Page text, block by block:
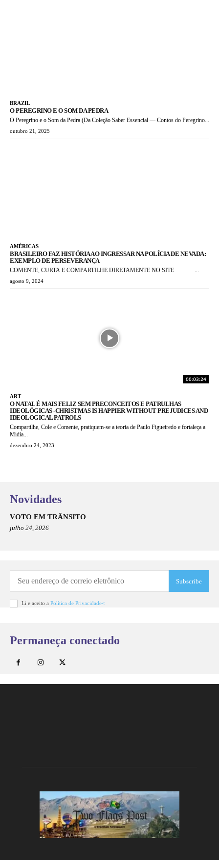
BRAZIL
O PEREGRINO E O SOM DA PEDRA
O Peregrino e o Som da Pedra (Da Coleção Saber Essencial — Contos do Peregrino...
outubro 21, 2025
AMÉRICAS
BRASILEIRO FAZ HISTÓRIA AO INGRESSAR NA POLÍCIA DE NEVADA:
EXEMPLO DE PERSEVERANÇA
COMENTE, CURTA E COMPARTILHE DIRETAMENTE NO SITE ...
agosto 9, 2024
00:03:24
ART
O NATAL É MAIS FELIZ SEM PRECONCEITOS E PATRULHAS
IDEOLÓGICAS -CHRISTMAS IS HAPPIER WITHOUT PREJUDICES AND
IDEOLOGICAL PATROLS
Compartilhe, Cole e Comente, pratiquem-se a teoria de Paulo Figueiredo e fortaleça a
Midia...
dezembro 24, 2023
Novidades
VOTO EM TRÂNSITO
julho 24, 2026
Subscribe
Li e aceito a Política de Privacidade<
Permaneça conectado